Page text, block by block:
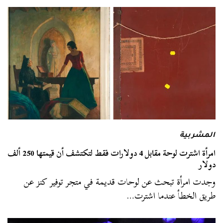
المشربية
امرأة اشترت لوحة مقابل 4 دولارات فقط لتكتشف أن قيمتها 250 ألف
دولار
وجدت امرأة تبحث عن لوحات قديمة في متجر توفير كنز عن
طريق الخطأ عندما اشترت…